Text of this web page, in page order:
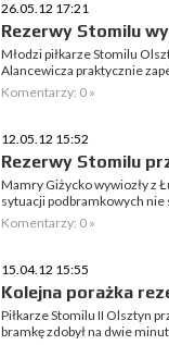
26.05.12 17:21
Rezerwy Stomilu
Młodzi piłkarze Stomilu
Alancewicza praktycznie
Komentarzy: 0 »
12.05.12 15:52
Rezerwy Stomilu
Mamry Giżycko wywiozły z
sytuacji podbramkowych nie
Komentarzy: 0 »
15.04.12 15:55
Kolejna porażka
Piłkarze Stomilu II Olsztyn
bramkę zdobył na dwie